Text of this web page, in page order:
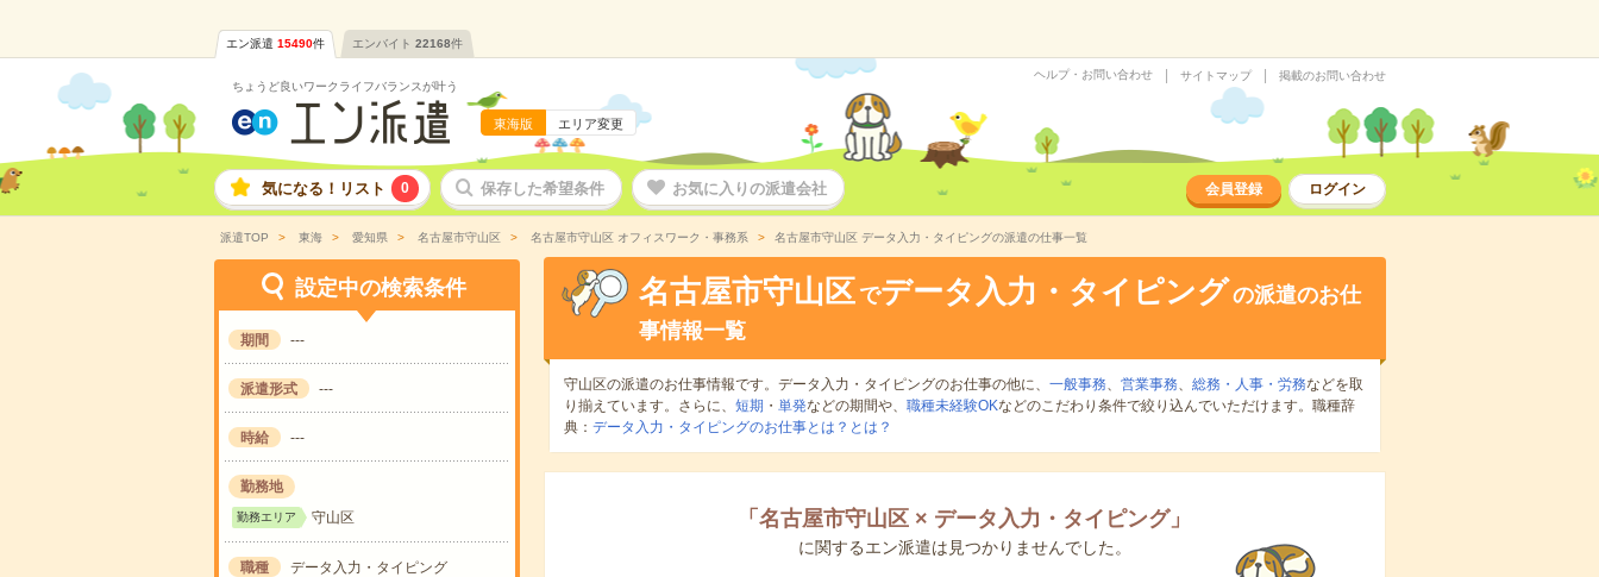
エン派遣 15490件 エンバイト 22168件
ちょうど良いワークライフバランスが叶う
東海版 エリア変更
ヘルプ・お問い合わせ サイトマップ 掲載のお問い合わせ
気になる！リスト 0 保存した希望条件 お気に入りの派遣会社 会員登録 ログイン
派遣TOP 東海 愛知県 名古屋市守山区 名古屋市守山区 オフィスワーク・事務系 名古屋市守山区 データ入力・タイピングの派遣の仕事一覧
設定中の検索条件
期間 ---
派遣形式 ---
時給 ---
勤務地
勤務エリア 守山区
職種 データ入力・タイピング
名古屋市守山区 でデータ入力・タイピングの派遣のお仕
事情報一覧
守山区の派遣のお仕事情報です。データ入力・タイピングのお仕事の他に、 一般事務、 営業事務、 総務・人事・労務などを取
り揃えています。さらに、 短期 ・ 単発などの期間や、 職種未経験OKなどのこだわり条件で絞り込んでいただけます。職種辞
典： データ入力・タイピングのお仕事とは？とは？
「 名古屋市守山区 × データ入力・タイピング」
に関するエン派遣は見つかりませんでした。